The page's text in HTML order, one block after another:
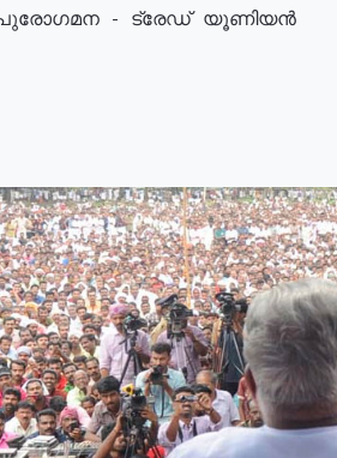
പുരോഗമന - ട്രേഡ് യൂണിയൻ